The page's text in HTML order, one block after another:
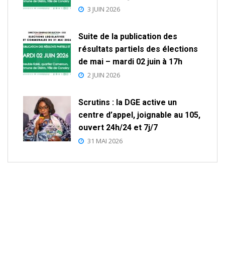
3 JUIN 2026
Suite de la publication des
résultats partiels des élections
de mai – mardi 02 juin à 17h
2 JUIN 2026
Scrutins : la DGE active un
centre d’appel, joignable au 105,
ouvert 24h/24 et 7j/7
31 MAI 2026